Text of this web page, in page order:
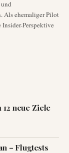
Als ehemaliger Pilot
Perspektive
neue Ziele
– Flugtests